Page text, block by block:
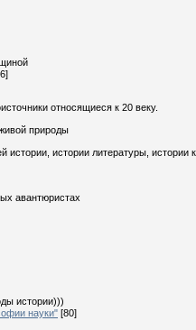
относящиеся к 20 веку.
природы
истории, истории литературы, истории
авантюристах
истории)))
науки" [80]